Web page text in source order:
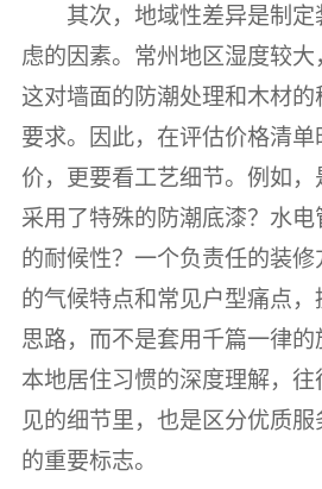
其次，地域性差异是制
虑的因素。常州地区湿度较大
这对墙面的防潮处理和木材
要求。因此，在评估价格清
价，更要看工艺细节。例如
采用了特殊的防潮底漆？水
的耐候性？一个负责任的装
的气候特点和常见户型痛点
思路，而不是套用千篇一律
本地居住习惯的深度理解，
见的细节里，也是区分优质
的重要标志。